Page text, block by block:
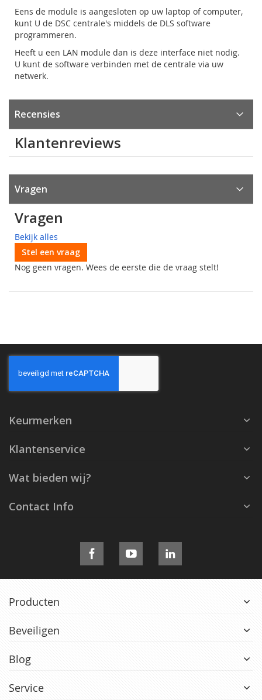
Eens de module is aangesloten op uw laptop of computer,
kunt U de DSC centrale's middels de DLS software
programmeren.
Heeft u een LAN module dan is deze interface niet nodig.
U kunt de software verbinden met de centrale via uw
netwerk.
Recensies
Klantenreviews
Vragen
Vragen
Bekijk alles
Stel een vraag
Nog geen vragen. Wees de eerste die de vraag stelt!
Keurmerken
Klantenservice
Wat bieden wij?
Contact Info
Producten
Beveiligen
Blog
Service